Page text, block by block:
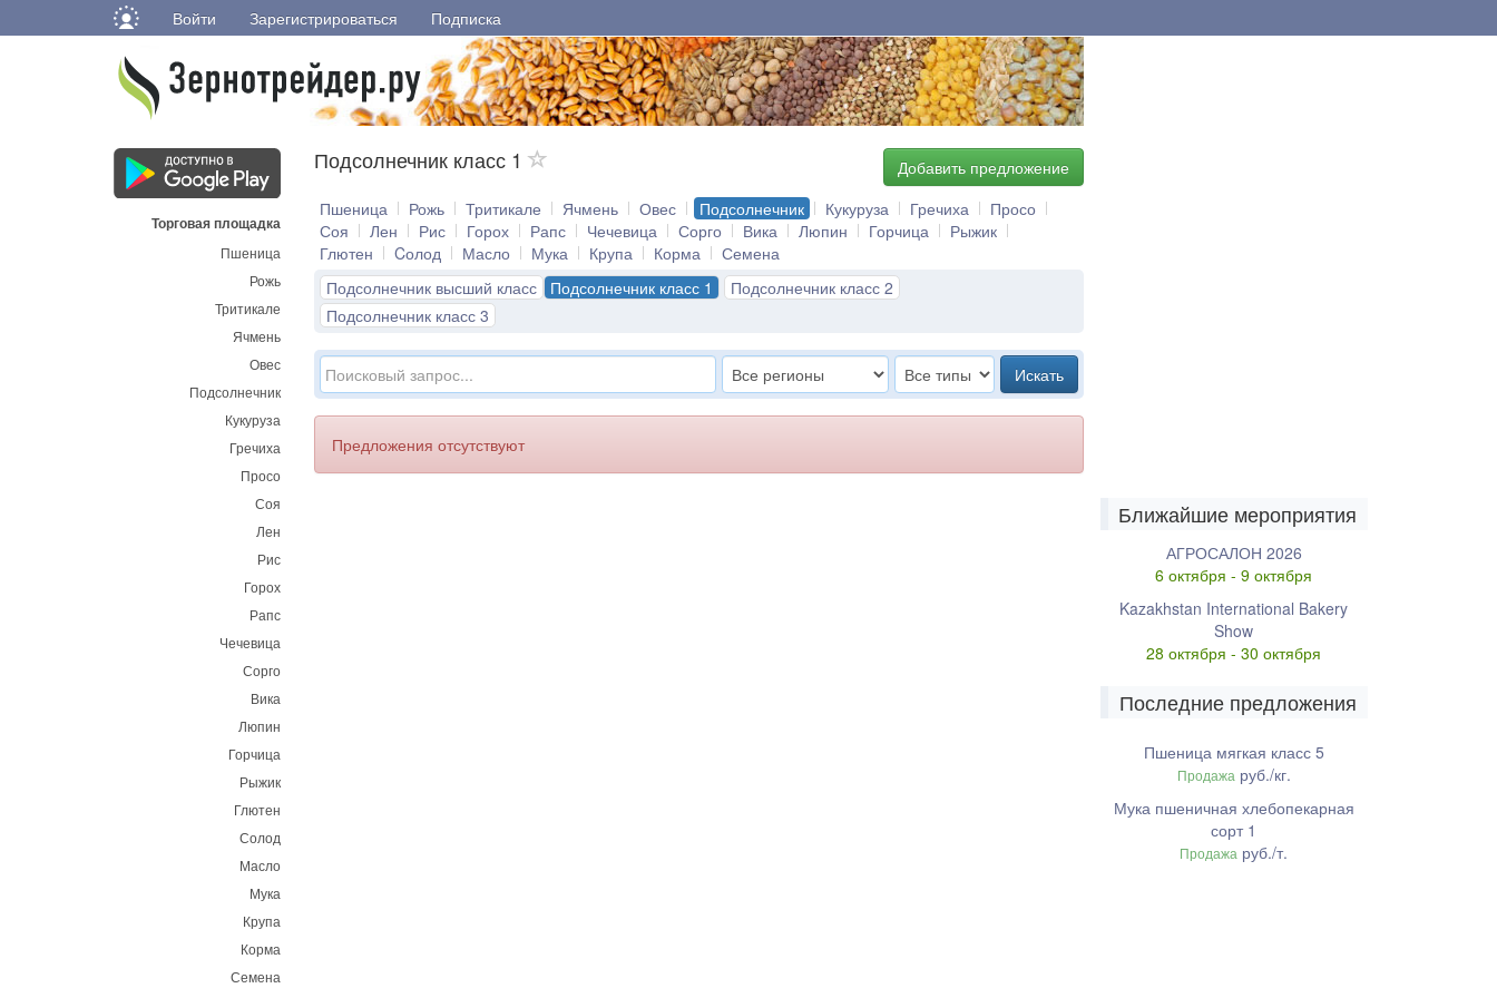
Войти Зарегистрироваться Подписка
Торговая площадка
Пшеница
Рожь
Тритикале
Ячмень
Овес
Подсолнечник
Кукуруза
Гречиха
Просо
Соя
Лен
Рис
Горох
Рапс
Чечевица
Сорго
Вика
Люпин
Горчица
Рыжик
Глютен
Солод
Масло
Мука
Крупа
Корма
Семена
Подсолнечник класс 1
Добавить предложение
Пшеница
Рожь Тритикале Ячмень Овес Подсолнечник Кукуруза Гречиха
Просо
Соя
Лен Рис Горох Рапс Чечевица Сорго Вика Люпин Горчица
Рыжик
Глютен
Cолод Масло Мука Крупа Корма
Семена
Подсолнечник высший класс
Подсолнечник класс 1
Подсолнечник класс 2
Подсолнечник класс 3
Искать
Предложения отсутствуют
Ближайшие мероприятия
АГРОСАЛОН 2026
6 октября - 9 октября
Kazakhstan International Bakery
Show
28 октября - 30 октября
Последние предложения
Пшеница мягкая класс 5
Продажаруб./кг.
Мука пшеничная хлебопекарная
сорт 1
Продажа руб./т.